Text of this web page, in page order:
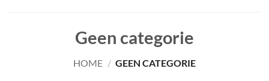
Geen categorie
HOME / GEEN CATEGORIE